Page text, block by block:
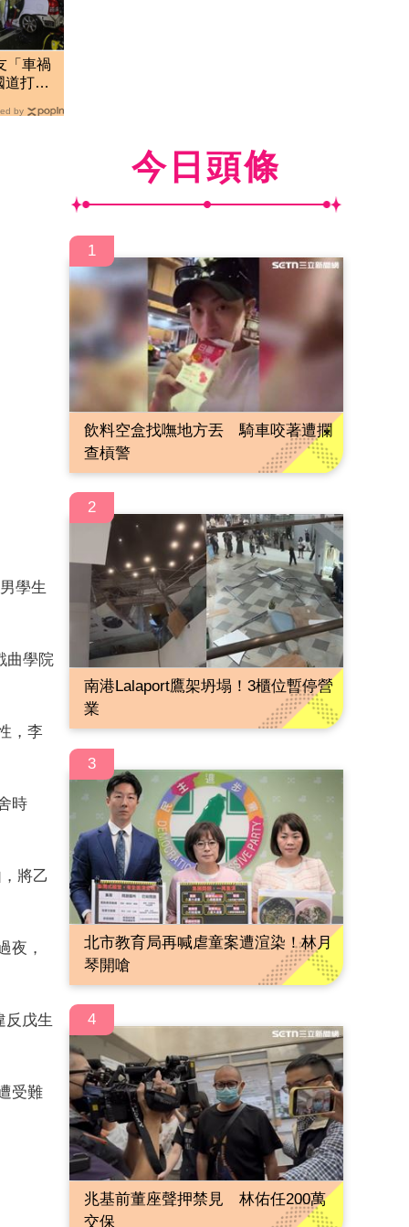
「車禍
打滑
by
學生
曲學院
，李
時
將乙
夜，
反戊生
受難
今日頭條
1
飲料空盒找嘸地方丟 騎車咬著遭攔
查槓警
2
南港Lalaport鷹架坍塌！3櫃位暫停營
業
3
北市教育局再喊虐童案遭渲染！林月
琴開嗆
4
兆基前董座聲押禁見 林佑任200萬
交保